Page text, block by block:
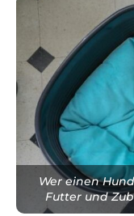
Wer einen
Futter und